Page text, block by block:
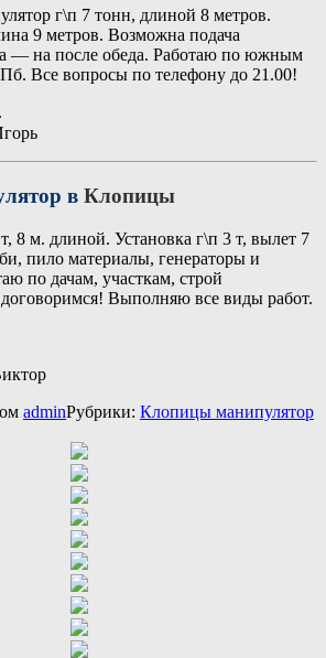
г\п 7 тонн, длиной 8 метров.
9 метров. Возможна подача
— на после обеда. Работаю по южным
Все вопросы по телефону до 21.00!
в Клопицы
8 м. длиной. Установка г\п 3 т, вылет 7
пило материалы, генераторы и
по дачам, участкам, строй
Выполняю все виды работ.
adminРубрики: Клопицы манипулятор